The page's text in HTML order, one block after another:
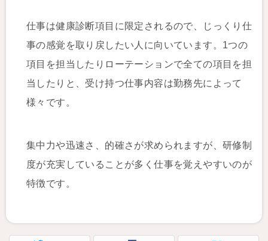
仕事は健康診断項目に限定されるので、じっくり仕
事の感覚を取り戻したい人に向いています。1つの
項目を担当したりローテーションで全ての項目を担
当したりと、受け持つ仕事内容は勤務先によって
様々です。
集中力や迅速さ、的確さが求められますが、研修制
度が充実していることが多く仕事を覚えやすいのが
特徴です。